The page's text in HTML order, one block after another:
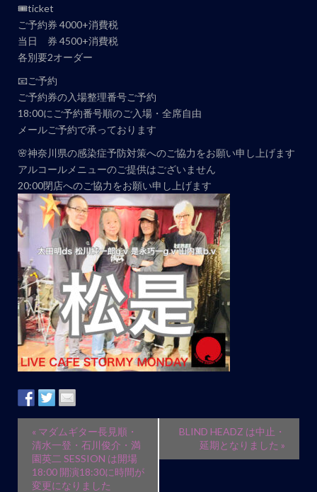
ー
シ
ョ
ン
🎟ticket
ご予約券 4000+消費税
当日 券 4500+消費税
各別要2オーダー
📧ご予約
ご予約券の入場整理番号ご予約
18:00にご予約番号順のご入場・全席自由
メールご予約で承っております
🌸神奈川県の感染症予防対策へのご協力をお願い申し上げます
アルコールメニューのご提供はございません
20:00閉店へのご協力をお願い申し上げます
« マダムギター長見順・
清水一登・石川俊介・満
園英二 SESSION は開場
18:00 開演18:30に時間が
変更になりました
BLIND HEADZ は中止・
延期となりました »